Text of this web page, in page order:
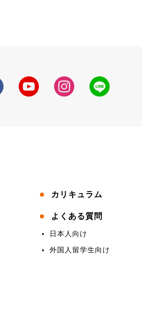
カリキュラム
よくある質問
日本人向け
外国人留学生向け